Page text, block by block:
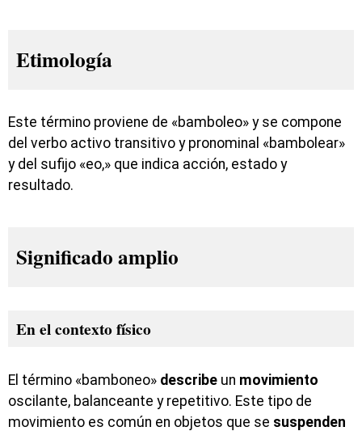
Etimología
Este término proviene de «bamboleo» y se compone
del verbo activo transitivo y pronominal «bambolear»
y del sufijo «eo,» que indica acción, estado y
resultado.
Significado amplio
En el contexto físico
El término «bamboneo» describe un movimiento
oscilante, balanceante y repetitivo. Este tipo de
movimiento es común en objetos que se suspenden